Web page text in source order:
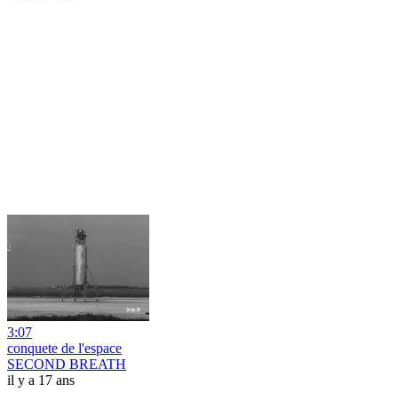
3:07
conquete de l'espace
SECOND BREATH
il y a 17 ans